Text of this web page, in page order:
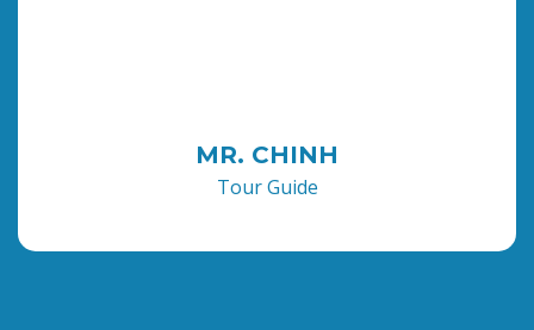
MR. CHINH
Tour Guide